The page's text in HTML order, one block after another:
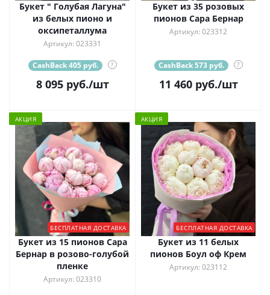
Букет " Голубая Лагуна"
из белых пионо и
оксипеталлума
Артикул: 023331
CashBack 405 руб. ?
8 095руб./шт
Букет из 35 розовых
пионов Сара Бернар
Артикул: 023312
CashBack 573 руб. ?
11 460руб./шт
АКЦИЯ
БЕСПЛАТНАЯ ДОСТАВКА
Букет из 15 пионов Сара
Бернар в розово-голубой
пленке
Артикул: 023310
АКЦИЯ
БЕСПЛАТНАЯ ДОСТАВКА
Букет из 11 белых
пионов Боул оф Крем
Артикул: 023112